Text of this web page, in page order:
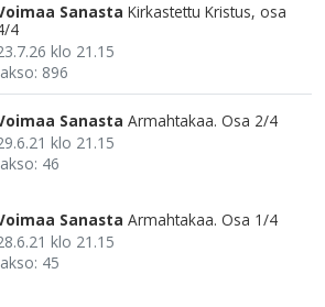
Sanasta Kirkastettu Kristus, osa
4
klo 21.15
896
Sanasta Armahtakaa. Osa 2/4
klo 21.15
46
Sanasta Armahtakaa. Osa 1/4
klo 21.15
45